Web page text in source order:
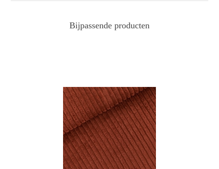
Bijpassende producten